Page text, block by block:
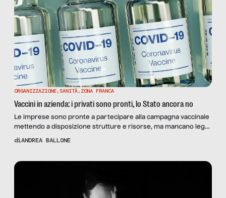
ORGANIZZAZIONE, SANITÀ, ZONA FRANCA
Vaccini in azienda: i privati sono pronti, lo Stato ancora no
Le imprese sono pronte a partecipare alla campagna vaccinale
mettendo a disposizione strutture e risorse, ma mancano leggi
e protocolli. Tra le questioni aperte responsabilità penale, civile
diANDREA BALLONE